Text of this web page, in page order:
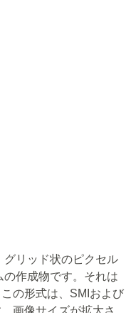
グリッド状のピクセル
作成物です。それは
の形式は、SMIおよび
画像サイズが拡大さ